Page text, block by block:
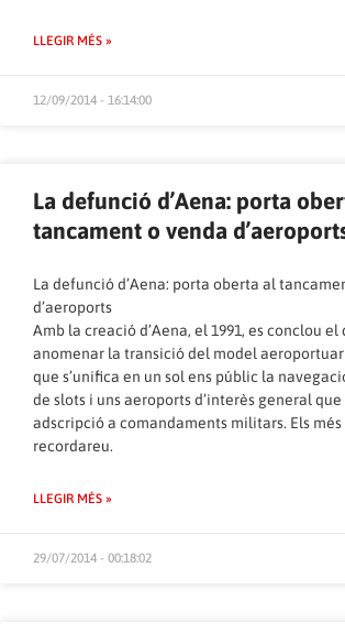
LLEGIR MÉS »
12/09/2014 - 16:14:00
La defunció d’Aena: porta
tancament o venda
La defunció d’Aena: porta oberta al
d’aeroports
Amb la creació d’Aena, el 1991, es conclou
anomenar la transició del model
que s’unifica en un sol ens públic la
de slots i uns aeroports d’interès general que
adscripció a comandaments militars. Els
recordareu.
LLEGIR MÉS »
29/07/2014 - 00:18:02